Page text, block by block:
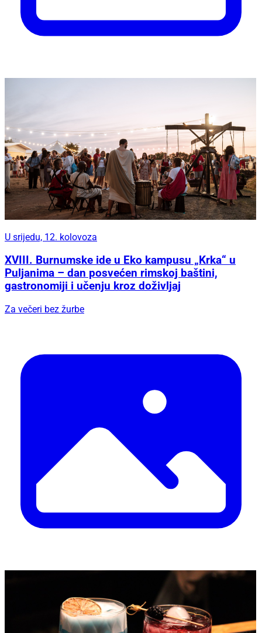
U srijedu, 12. kolovoza
XVIII. Burnumske ide u Eko kampusu „Krka“ u
Puljanima – dan posvećen rimskoj baštini,
gastronomiji i učenju kroz doživljaj
Za večeri bez žurbe